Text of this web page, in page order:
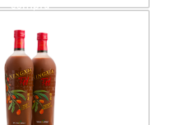
compra